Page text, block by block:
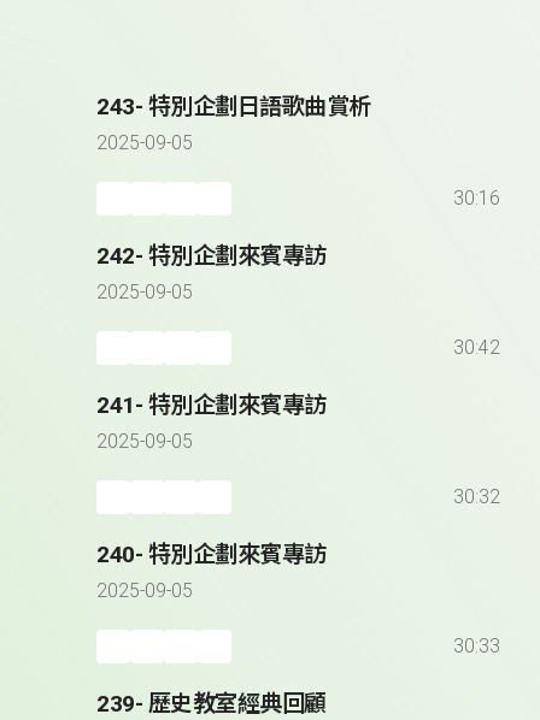
243- 特別企劃日語歌曲賞析
2025-09-05
30:16
242- 特別企劃來賓專訪
2025-09-05
30:42
241- 特別企劃來賓專訪
2025-09-05
30:32
240- 特別企劃來賓專訪
2025-09-05
30:33
239- 歷史教室經典回顧